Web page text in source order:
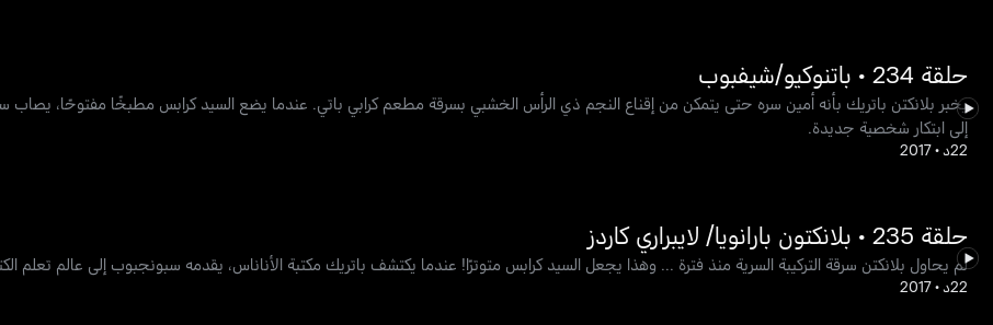
حلقة 234 • باتنوكيو/شيفبوب
يخبر بلانكتن باتريك بأنه أمين سره حتى يتمكن من إقناع النجم ذي الرأس الخشبي بسرقة مطعم كرابي باتي. عندما يضع السيد كرابس مطبخًا مفتوحًا،
إلى ابتكار شخصية جديدة.
22د •
2017
حلقة 235 • بلانكتون بارانويا/ لايبراري كاردز
لم يحاول بلانكتن سرقة التركيبة السرية منذ فترة ... وهذا يجعل السيد كرابس متوترًا! عندما يكتشف باتريك مكتبة الأناناس، يقدمه سبونجبوب إلى عالم تعلم
22د •
2017